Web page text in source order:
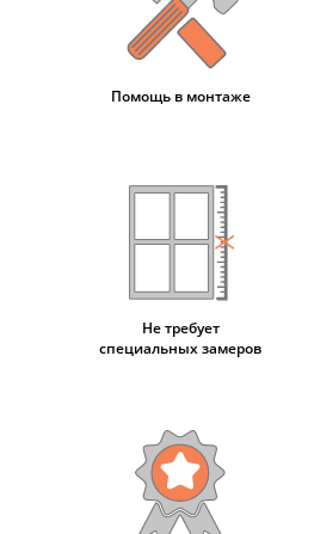
Помощь в монтаже
Не требует
специальных замеров